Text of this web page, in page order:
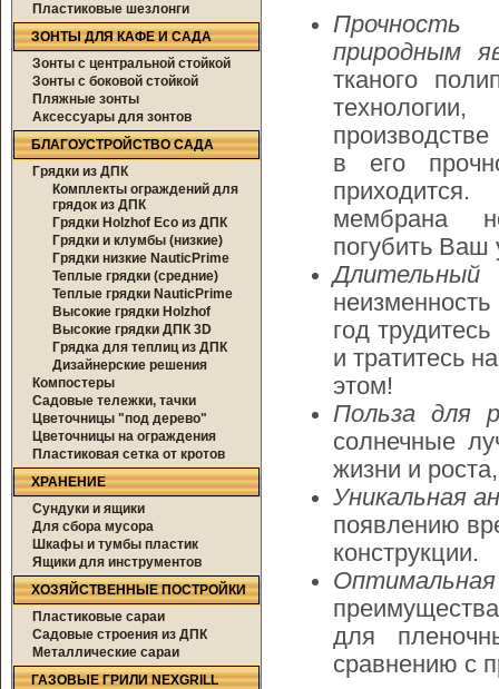
природным
тканого
в его
мембрана
погубить Ваш
Длительный
год
и тратитесь
этом!
Польза для
солнечные
жизни и
Уникальная
появлению
конструкции.
для
сравнению с
Пластиковые шезлонги
ЗОНТЫ ДЛЯ КАФЕ И САДА
Зонты с центральной стойкой
Зонты с боковой стойкой
Пляжные зонты
Аксессуары для зонтов
БЛАГОУСТРОЙСТВО САДА
Грядки из ДПК
Комплекты ограждений для
грядок из ДПК
Грядки Holzhof Eco из ДПК
Грядки и клумбы (низкие)
Грядки низкие NauticPrime
Теплые грядки (средние)
Теплые грядки NauticPrime
Высокие грядки Holzhof
Высокие грядки ДПК 3D
Грядка для теплиц из ДПК
Дизайнерские решения
Компостеры
Садовые тележки, тачки
Цветочницы "под дерево"
Цветочницы на ограждения
Пластиковая сетка от кротов
ХРАНЕНИЕ
Сундуки и ящики
Для сбора мусора
Шкафы и тумбы пластик
Ящики для инструментов
ХОЗЯЙСТВЕННЫЕ ПОСТРОЙКИ
Пластиковые сараи
Садовые строения из ДПК
Металлические сараи
ГАЗОВЫЕ ГРИЛИ NEXGRILL